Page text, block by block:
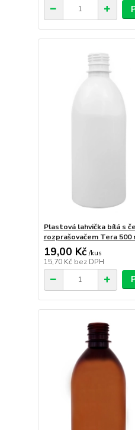
Plastová lahvička bílá s
rozprašovačem Tera 500
19,00 Kč /kus
15,70 Kč bez DPH